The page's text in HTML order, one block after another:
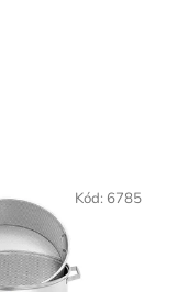
Kód: 6785